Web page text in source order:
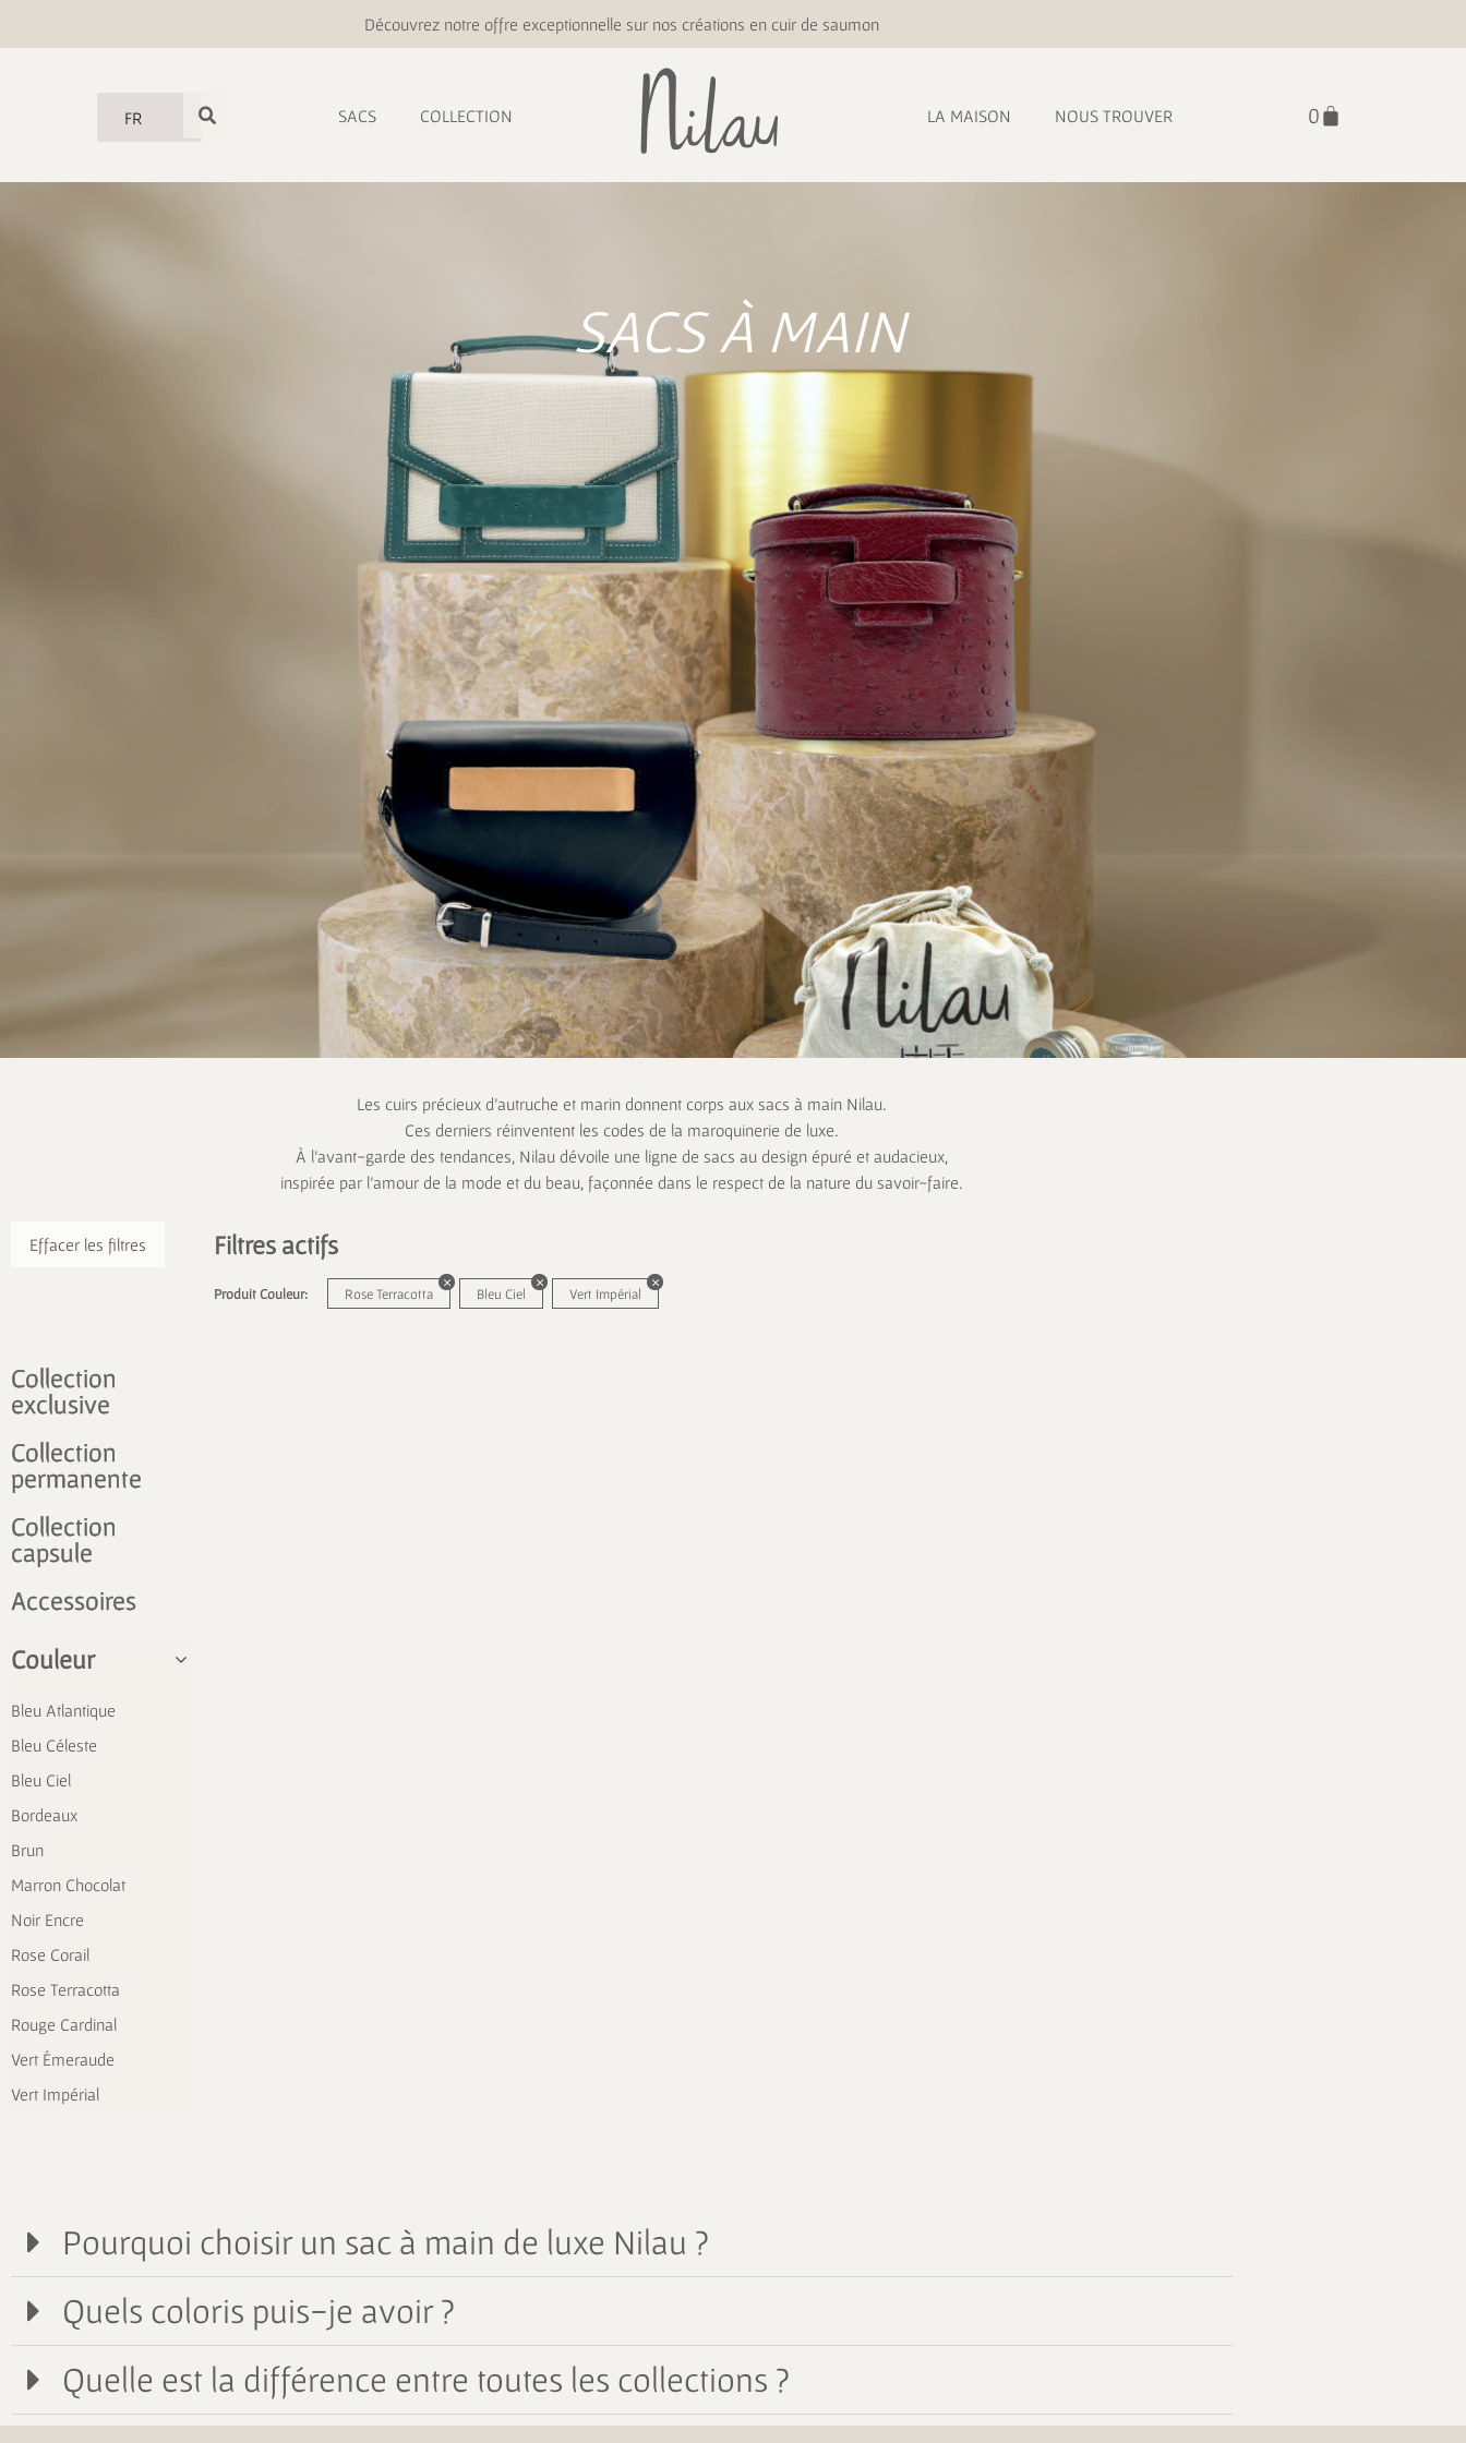
Découvrez notre offre exceptionnelle sur nos créations en cuir de saumon
FR SACS COLLECTION LA MAISON NOUS TROUVER
SACS À MAIN
Les cuirs précieux d’autruche et marin donnent corps aux sacs à main Nilau.
Ces derniers réinventent les codes de la maroquinerie de luxe.
À l’avant-garde des tendances, Nilau dévoile une ligne de sacs au design épuré et audacieux,
inspirée par l’amour de la mode et du beau, façonnée dans le respect de la nature du savoir-faire.
Effacer les filtres
Collection
exclusive
Collection
permanente
Collection
capsule
Accessoires
Couleur
Bleu Atlantique
Bleu Céleste
Bleu Ciel
Bordeaux
Brun
Marron Chocolat
Noir Encre
Rose Corail
Rose Terracotta
Rouge Cardinal
Vert Émeraude
Vert Impérial
Filtres actifs
Produit Couleur: Rose Terracotta Bleu Ciel Vert Impérial
Pourquoi choisir un sac à main de luxe Nilau ?
Quels coloris puis-je avoir ?
Quelle est la différence entre toutes les collections ?